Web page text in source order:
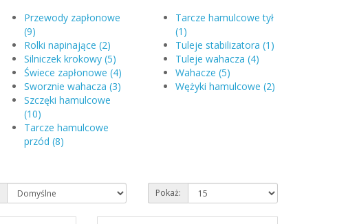
Przewody zapłonowe
(9)
Rolki napinające (2)
Silniczek krokowy (5)
Świece zapłonowe (4)
Sworznie wahacza (3)
Szczęki hamulcowe
(10)
Tarcze hamulcowe
przód (8)
Tarcze hamulcowe tył
(1)
Tuleje stabilizatora (1)
Tuleje wahacza (4)
Wahacze (5)
Wężyki hamulcowe (2)
Pokaż: